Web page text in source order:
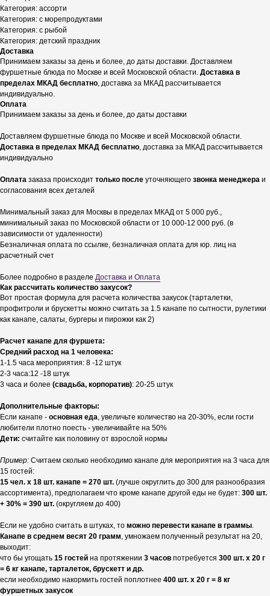
Категория: ассорти
Категория: с морепродуктами
Категория: с рыбой
Категория: детский праздник
Доставка
Принимаем заказы за день и более, до даты доставки. Доставляем
фуршетные блюда по Москве и всей Московской области. Доставка в
пределах МКАД бесплатно, доставка за МКАД рассчитывается
индивидуально.
Оплата
Принимаем заказы за день и более, до даты доставки
Доставляем фуршетные блюда по Москве и всей Московской области.
Доставка в пределах МКАД бесплатно, доставка за МКАД рассчитывается
индивидуально
Оплата заказа происходит только после уточняющего звонка менеджера и
согласования всех деталей
Минимальный заказ для Москвы в пределах МКАД от 5 000 руб.,
минимальный заказ по Московской области от 10 000-12 000 руб. (в
зависимости от удаленности)
Безналичная оплата по ссылке, безналичная оплата для юр. лиц на
расчетный счет
Более подробно в разделе Доставка и Оплата
Как рассчитать количество закусок?
Вот простая формула для расчета количества закусок (тарталетки,
профитроли и брускетты можно считать за 1.5 канапе по сытности, рулетики
как канапе, салаты, бургеры и пирожки как 2)
Расчет канапе для фуршета:
Средний расход на 1 человека:
1-1.5 часа мероприятия: 8 -12 штук
2-3 часа:12 -18 штук
3 часа и более (свадьба, корпоратив): 20-25 штук
Дополнительные факторы:
Если канапе - основная еда, увеличьте количество на 20-30%, если гости
любители плотно поесть - увеличивайте на 50%
Дети: считайте как половину от взрослой нормы
Пример: Считаем сколько необходимо канапе для мероприятия на 3 часа для
15 гостей:
15 чел. х 18 шт. канапе = 270 шт. (лучше округлить до 300 для разнообразия
ассортимента), предполагаем что кроме канапе другой еды не будет: 300 шт.
+ 30% = 390 шт. (округляем до 400)
Если не удобно считать в штуках, то можно перевести канапе в граммы.
Канапе в среднем весят 20 грамм, умножаем полученный результат на 20,
выходит:
что бы угощать 15 гостей на протяжении 3 часов потребуется 300 шт. х 20 г
= 6 кг канапе, тарталеток, брускетт и др.
если необходимо накормить гостей поплотнее 400 шт. х 20 г = 8 кг
фуршетных закусок